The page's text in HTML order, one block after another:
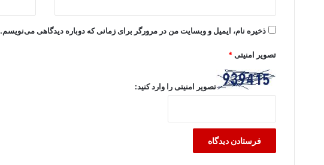
ذخیره نام، ایمیل و وبسایت من در مرورگر برای زمانی که دوباره دیدگاهی می‌نویسم.
تصویر امنیتی*
تصویر امنیتی را وارد کنید: